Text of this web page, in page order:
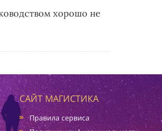
хорошо не
САЙТ МАГИСТИКА
Правила сервиса